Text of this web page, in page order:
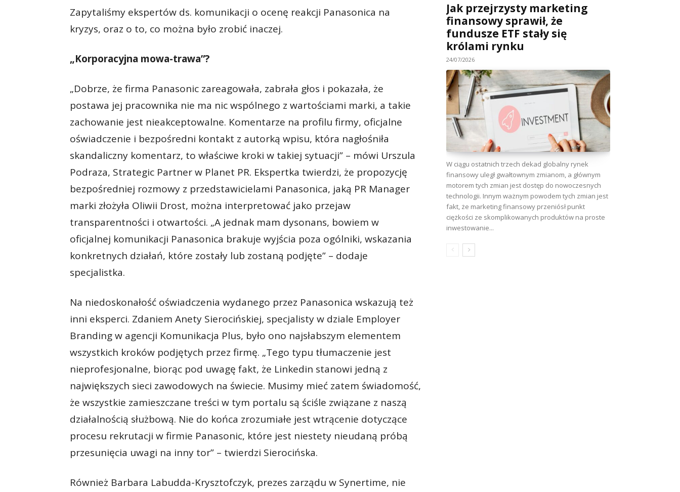
Zapytaliśmy ekspertów ds. komunikacji o ocenę reakcji Panasonica na
kryzys, oraz o to, co można było zrobić inaczej.
„Korporacyjna mowa-trawa”?
„Dobrze, że firma Panasonic zareagowała, zabrała głos i pokazała, że
postawa jej pracownika nie ma nic wspólnego z wartościami marki, a takie
zachowanie jest nieakceptowalne. Komentarze na profilu firmy, oficjalne
oświadczenie i bezpośredni kontakt z autorką wpisu, która nagłośniła
skandaliczny komentarz, to właściwe kroki w takiej sytuacji” – mówi Urszula
Podraza, Strategic Partner w Planet PR. Ekspertka twierdzi, że propozycję
bezpośredniej rozmowy z przedstawicielami Panasonica, jaką PR Manager
marki złożyła Oliwii Drost, można interpretować jako przejaw
transparentności i otwartości. „A jednak mam dysonans, bowiem w
oficjalnej komunikacji Panasonica brakuje wyjścia poza ogólniki, wskazania
konkretnych działań, które zostały lub zostaną podjęte” – dodaje
specjalistka.
Na niedoskonałość oświadczenia wydanego przez Panasonica wskazują też
inni eksperci. Zdaniem Anety Sierocińskiej, specjalisty w dziale Employer
Branding w agencji Komunikacja Plus, było ono najsłabszym elementem
wszystkich kroków podjętych przez firmę. „Tego typu tłumaczenie jest
nieprofesjonalne, biorąc pod uwagę fakt, że Linkedin stanowi jedną z
największych sieci zawodowych na świecie. Musimy mieć zatem świadomość,
że wszystkie zamieszczane treści w tym portalu są ściśle związane z naszą
działalnością służbową. Nie do końca zrozumiałe jest wtrącenie dotyczące
procesu rekrutacji w firmie Panasonic, które jest niestety nieudaną próbą
przesunięcia uwagi na inny tor” – twierdzi Sierocińska.
Również Barbara Labudda-Krysztofczyk, prezes zarządu w Synertime, nie
Jak przejrzysty marketing
finansowy sprawił, że
fundusze ETF stały się
królami rynku
24/07/2026
W ciągu ostatnich trzech dekad globalny rynek
finansowy uległ gwałtownym zmianom, a głównym
motorem tych zmian jest dostęp do nowoczesnych
technologii. Innym ważnym powodem tych zmian jest
fakt, że marketing finansowy przeniósł punkt
ciężkości ze skomplikowanych produktów na proste
inwestowanie...